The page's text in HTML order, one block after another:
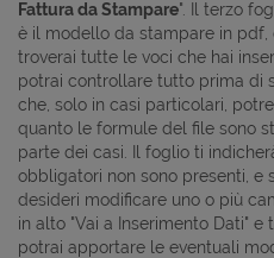
Fattura da Stampare". Il terzo
è il modello da stampare in pdf,
troverai tutte le voci che hai
potrai controllare tutto prima di
che, solo in casi particolari,
quanto le formule del file sono
parte dei casi. Il foglio ti
obbligatori non sono presenti, e
desideri modificare uno o più
in alto "Vai a Inserimento Dati"
potrai apportare le eventuali